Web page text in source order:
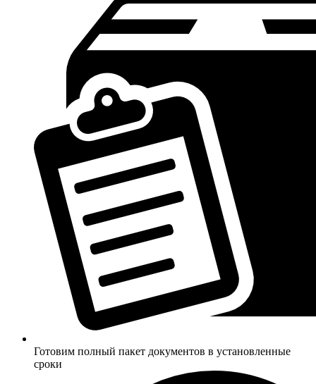
Готовим полный пакет документов в установленные
сроки